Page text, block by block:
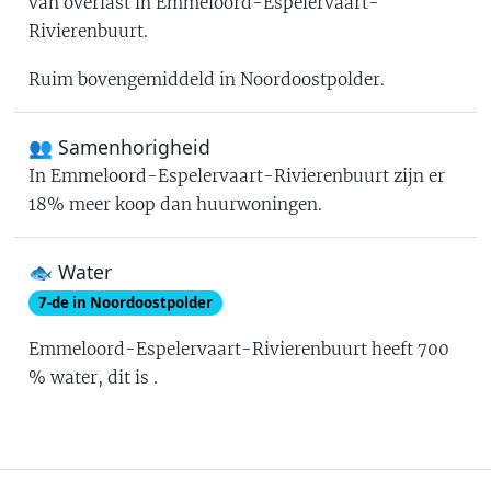
Rivierenbuurt.
Ruim bovengemiddeld in Noordoostpolder.
👥 Samenhorigheid
InEmmeloord-Espelervaart-Rivierenbuurt zijn er
18% meer koop dan huurwoningen.
🐟 Water
7-de in Noordoostpolder
Emmeloord-Espelervaart-Rivierenbuurt heeft700
% water, dit is .